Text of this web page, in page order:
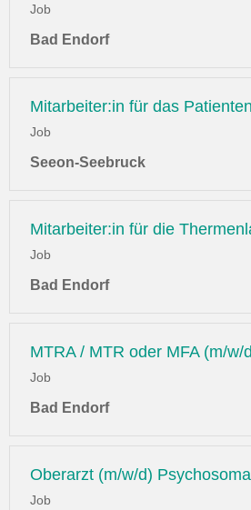
Job
Bad Endorf
Mitarbeiter:in für das
Job
Seeon-Seebruck
Mitarbeiter:in für die
Job
Bad Endorf
MTRA / MTR oder MFA (m/w/
Job
Bad Endorf
Oberarzt (m/w/d)
Job